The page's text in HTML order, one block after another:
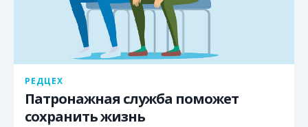
РЕДЦЕХ
Патронажная служба поможет
сохранить жизнь